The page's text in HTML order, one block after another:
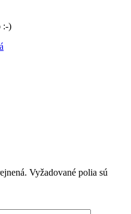
:-)
Vyžadované polia sú